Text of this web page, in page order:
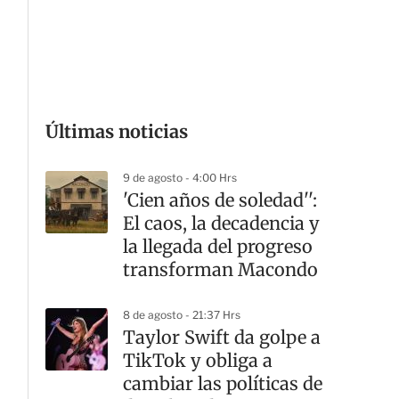
Últimas noticias
9 de agosto - 4:00 Hrs
'Cien años de soledad'':
El caos, la decadencia y
la llegada del progreso
transforman Macondo
8 de agosto - 21:37 Hrs
Taylor Swift da golpe a
TikTok y obliga a
cambiar las políticas de